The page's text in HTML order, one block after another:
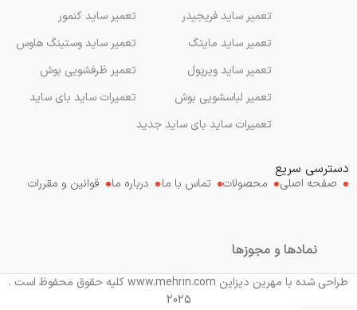
تعمیر ساید کنمور
تعمیر ساید وستینگ هاوس
تعمیر ظرفشویی بوش
تعمیرات ساید بای ساید
تعمیر ساید فریجیدر
تعمیر ساید مایتگ
تعمیر ساید ویرپول
تعمیر لباسشویی بوش
تعمیرات ساید بای ساید جدید
دسترسی سریع
صفحه اصلی محصولات تماس با ما درباره ما قوانین و مقررات
نمادها و مجوزها
طراحی شده با مهرین دیزاین www.mehrin.com کلیه حقوق محفوظ است .
2025